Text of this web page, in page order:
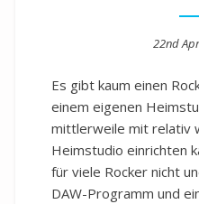
22nd
Es gibt kaum einen
einem eigenen
mittlerweile mit relativ
Heimstudio einrichten
für viele Rocker nicht
DAW-Programm und